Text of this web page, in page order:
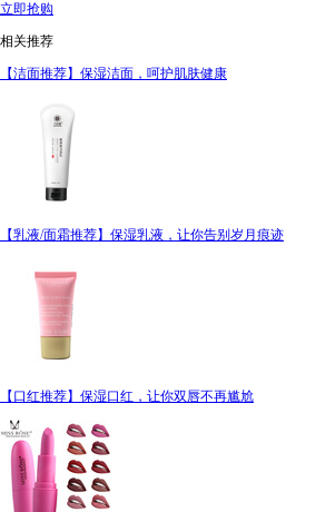
立即抢购
相关推荐
【洁面推荐】保湿洁面，呵护肌肤健康
【乳液/面霜推荐】保湿乳液，让你告别岁月痕迹
【口红推荐】保湿口红，让你双唇不再尴尬